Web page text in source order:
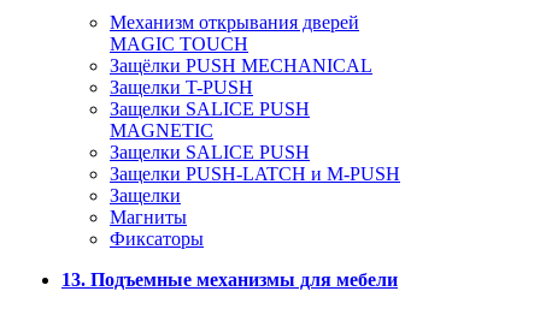
Механизм открывания дверей
MAGIC TOUCH
Защёлки PUSH MECHANICAL
Защелки T-PUSH
Защелки SALICE PUSH
MAGNETIC
Защелки SALICE PUSH
Защелки PUSH-LATCH и M-PUSH
Защелки
Магниты
Фиксаторы
13. Подъемные механизмы для мебели